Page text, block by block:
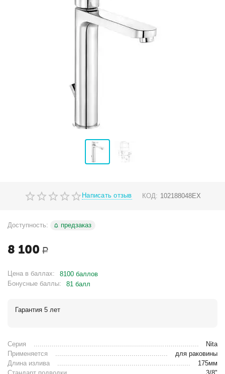
Написать отзыв КОД: 102188048EX
Доступность: предзаказ
8 100 Р
Цена в баллах:
8100 баллов
Бонусные баллы:
81 балл
Гарантия 5 лет
Серия
Nita
Применяется
для раковины
Длина излива
175мм